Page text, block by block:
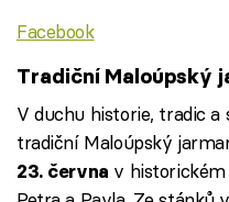
Facebook
Tradiční Maloúpský
V duchu historie, tradic a
tradiční Maloúpský
23. června v